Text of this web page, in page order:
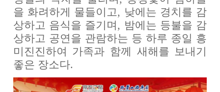
을 화려하게 물들이고, 낮에는 경치를 감
상하고 음식을 즐기며, 밤에는 등불을 감
상하고 공연을 관람하는 등 하루 종일 흥
미진진하여 가족과 함께 새해를 보내기
좋은 장소다.